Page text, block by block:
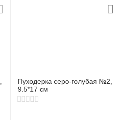
Пуходерка серо-голубая №2,
9.5*17 см